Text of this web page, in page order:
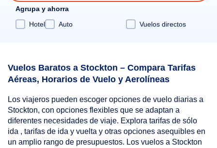
Agrupa y ahorra
Hotel
Auto Vuelos directos
Vuelos Baratos a Stockton – Compara Tarifas
Aéreas, Horarios de Vuelo y Aerolíneas
Los viajeros pueden escoger opciones de vuelo diarias a
Stockton, con opciones flexibles que se adaptan a
diferentes necesidades de viaje. Explora tarifas de sólo
ida , tarifas de ida y vuelta y otras opciones asequibles en
un amplio rango de presupuestos. Los vuelos a Stockton